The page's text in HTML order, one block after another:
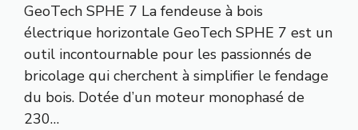
GeoTech SPHE 7 La fendeuse à bois
électrique horizontale GeoTech SPHE 7 est un
outil incontournable pour les passionnés de
bricolage qui cherchent à simplifier le fendage
du bois. Dotée d’un moteur monophasé de
230…